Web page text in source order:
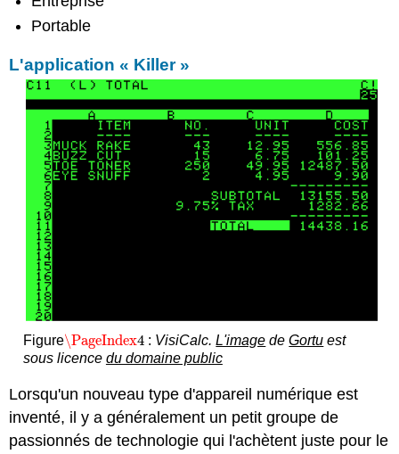
Portable
L'application « Killer »
Figure\PageIndex4
\PageIndex4 : VisiCalc.L'image de Gortu est
sous licence du domaine public
Lorsqu'un nouveau type d'appareil numérique est
inventé, il y a généralement un petit groupe de
passionnés de technologie qui l'achètent juste pour le